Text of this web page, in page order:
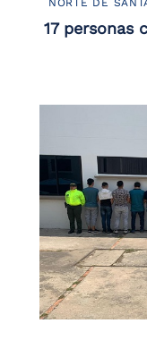
NORTE DE
17 personas